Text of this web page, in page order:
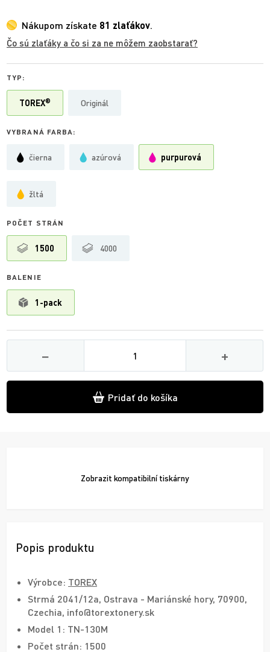
Nákupom získate 81 zlaťákov.
Čo sú zlaťáky a čo si za ne môžem zaobstarať?
TYP:
TOREX® Originál
VYBRANÁ FARBA:
čierna azúrová purpurová
žltá
POČET STRÁN
1500 4000
BALENIE
1-pack
−
Množství
+
Pridať do košíka
Zobrazit kompatibilní tiskárny
Popis produktu
Výrobce: TOREX
Strmá 2041/12a, Ostrava - Mariánské hory, 70900,
Czechia, info@torextonery.sk
Model 1: TN-130M
Počet strán: 1500